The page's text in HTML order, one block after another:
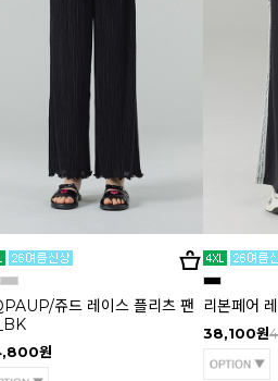
쥬드 레이스 플리츠 팬
원
리본페어
38,100원